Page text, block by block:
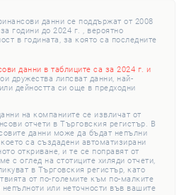
данни се поддържат от 2008
години до 2024 г. , вероятно
в годината, за която са последните
данни в таблиците са за 2024 г. и
дружества липсват данни, най-
дейността си още в предходни
на компаниите се извличат от
отчети в Търговския регистър. В
данни може да бъдат непълни
са създадени автоматизирани
откриване, и те се поправят от
с оглед на стотиците хиляди отчети,
в Търговския регистър, като
от по-големите към по-малките
или неточности във вашите